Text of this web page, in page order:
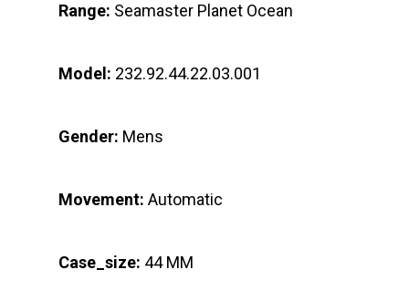
Range: Seamaster Planet Ocean
Model: 232.92.44.22.03.001
Gender: Mens
Movement: Automatic
Case_size: 44 MM